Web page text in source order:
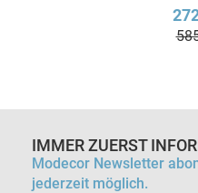
IMMER ZUERST
Modecor Newsletter
jederzeit möglich.